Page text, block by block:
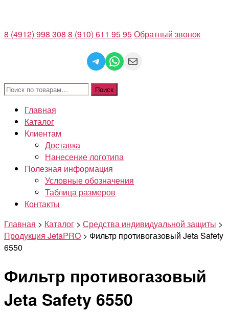
содержимому
8 (4912) 998 308 8 (910) 611 95 95Обратный звонок
Telegram
WhatsApp
Mail
Искать: Поиск
Главная
Каталог
Клиентам
Доставка
Нанесение логотипа
Полезная информация
Условные обозначения
Таблица размеров
Контакты
Главная > Каталог > Средства индивидуальной защиты >
Продукция JetaPRO > Фильтр противогазовый Jeta Safety
6550
Фильтр противогазовый
Jeta Safety 6550